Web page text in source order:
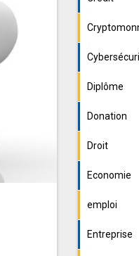
Diplôme
Donation
Droit
Economie
emploi
Entreprise